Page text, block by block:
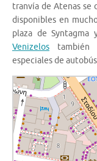
tranvía de Atenas se
disponibles en
plaza de Syntagma
Venizelos también
especiales de